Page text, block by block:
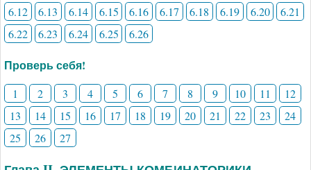
6.12
6.13 6.14 6.15 6.16 6.17 6.18 6.19 6.20
6.21
6.22
6.23 6.24 6.25 6.26
Проверь себя!
1 2 3 4 5 6 7 8 9 10 11
12
13
14 15 16 17 18 19 20 21 22 23
24
25
26 27